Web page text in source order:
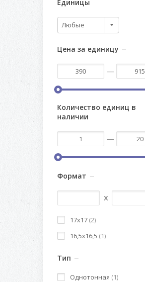
Единицы
Любые
Цена за единицу
—
Количество единиц в
наличии
—
Формат
X
17x17 (2)
16,5x16,5 (1)
Тип
Однотонная (1)